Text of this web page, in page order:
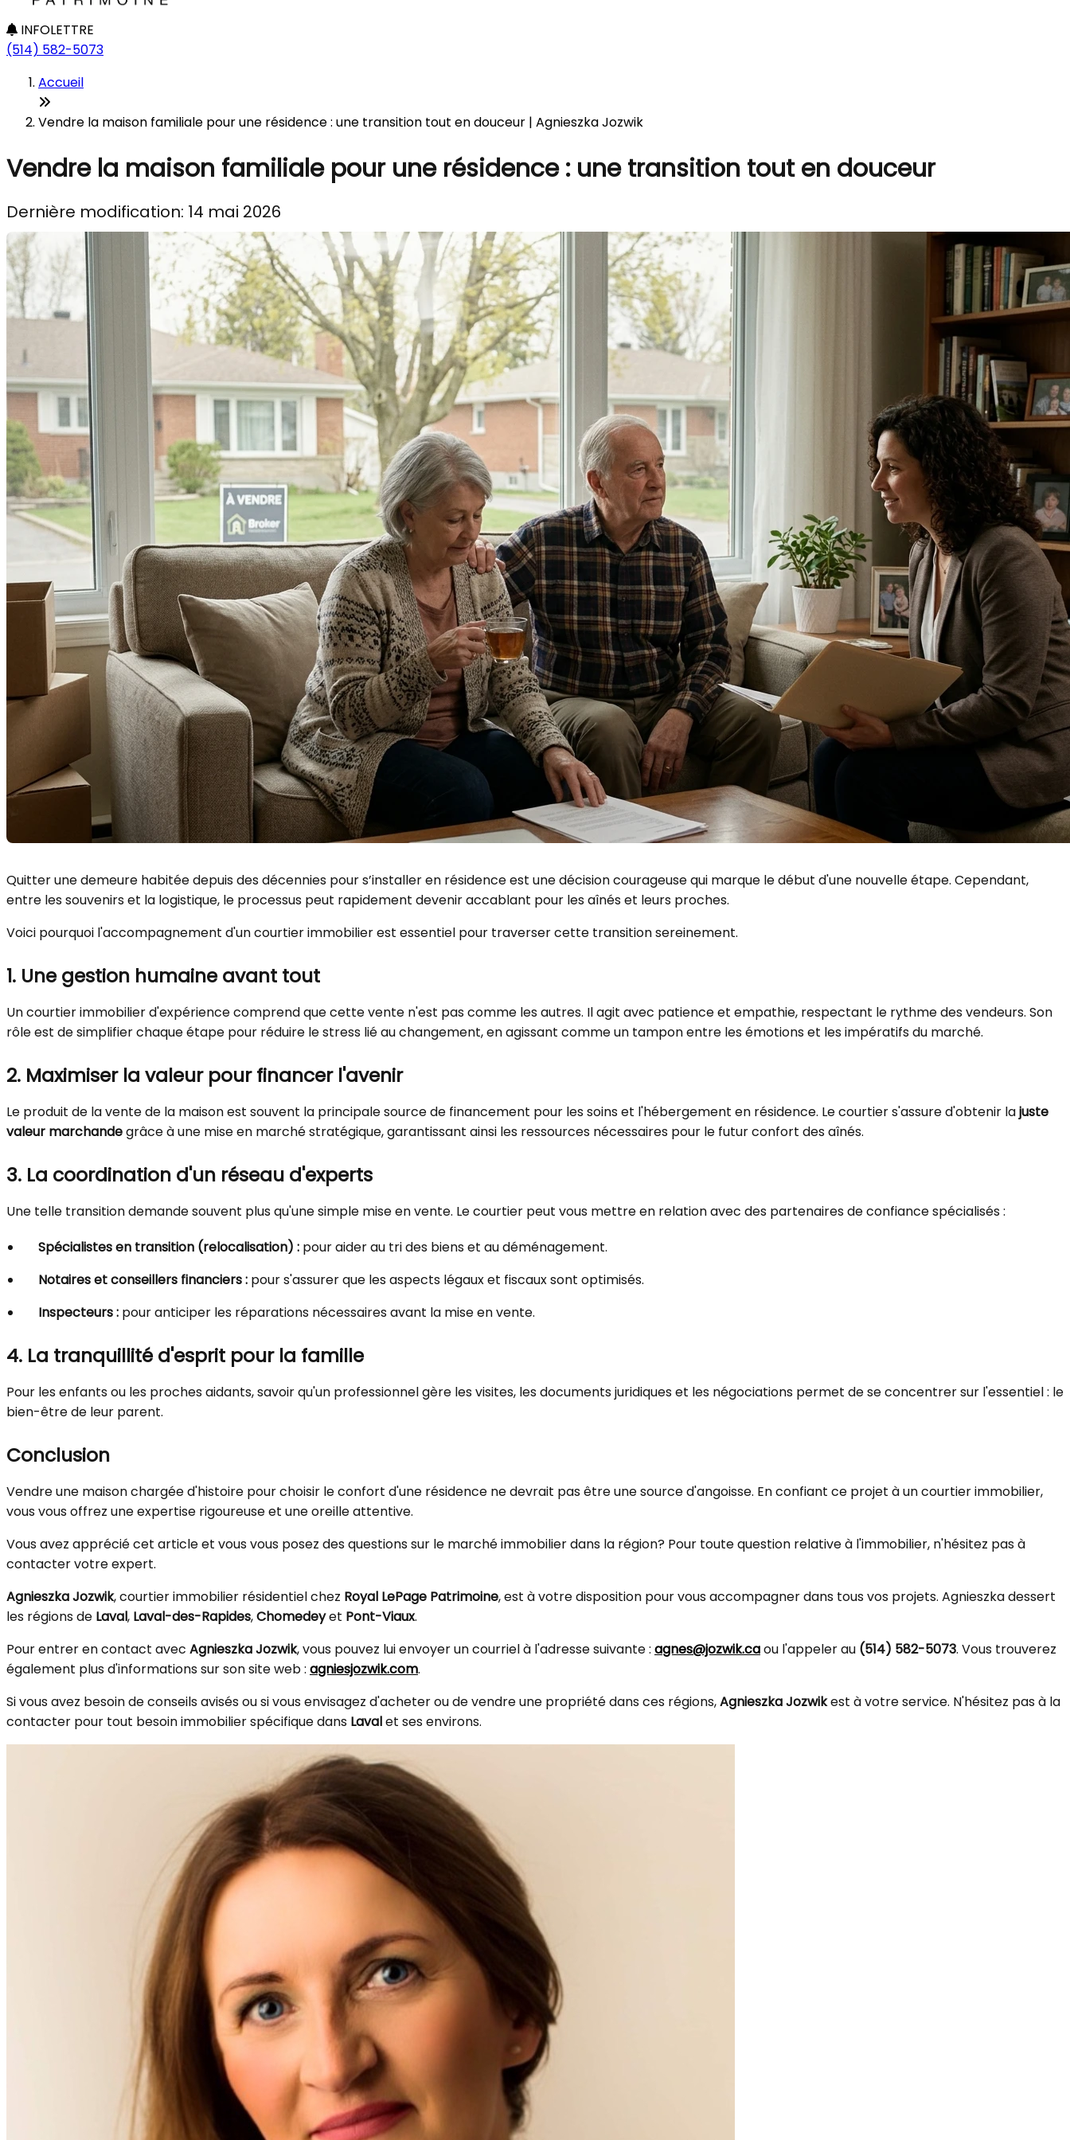
INFOLETTRE
(514) 582-5073
Accueil
Vendre la maison familiale pour une résidence : une transition tout en douceur | Agnieszka Jozwik
Vendre la maison familiale pour une résidence : une transition tout en douceur
Dernière modification: 14 mai 2026
Quitter une demeure habitée depuis des décennies pour s’installer en résidence est une décision courageuse qui marque le début d'une nouvelle étape. Cependant,
entre les souvenirs et la logistique, le processus peut rapidement devenir accablant pour les aînés et leurs proches.
Voici pourquoi l'accompagnement d'un courtier immobilier est essentiel pour traverser cette transition sereinement.
1. Une gestion humaine avant tout
Un courtier immobilier d'expérience comprend que cette vente n'est pas comme les autres. Il agit avec patience et empathie, respectant le rythme des vendeurs. Son
rôle est de simplifier chaque étape pour réduire le stress lié au changement, en agissant comme un tampon entre les émotions et les impératifs du marché.
2. Maximiser la valeur pour financer l'avenir
Le produit de la vente de la maison est souvent la principale source de financement pour les soins et l'hébergement en résidence. Le courtier s'assure d'obtenir lajuste
valeur marchandegrâce à une mise en marché stratégique, garantissant ainsi les ressources nécessaires pour le futur confort des aînés.
3. La coordination d'un réseau d'experts
Une telle transition demande souvent plus qu'une simple mise en vente. Le courtier peut vous mettre en relation avec des partenaires de confiance spécialisés :
Spécialistes en transition (relocalisation) : pour aider au tri des biens et au déménagement.
Notaires et conseillers financiers : pour s'assurer que les aspects légaux et fiscaux sont optimisés.
Inspecteurs : pour anticiper les réparations nécessaires avant la mise en vente.
4. La tranquillité d'esprit pour la famille
Pour les enfants ou les proches aidants, savoir qu'un professionnel gère les visites, les documents juridiques et les négociations permet de se concentrer sur l'essentiel : le
bien-être de leur parent.
Conclusion
Vendre une maison chargée d'histoire pour choisir le confort d'une résidence ne devrait pas être une source d'angoisse. En confiant ce projet à un courtier immobilier,
vous vous offrez une expertise rigoureuse et une oreille attentive.
Vous avez apprécié cet article et vous vous posez des questions sur le marché immobilier dans la région? Pour toute question relative à l'immobilier, n'hésitez pas à
contacter votre expert.
Agnieszka Jozwik, courtier immobilier résidentiel chez Royal LePage Patrimoine, est à votre disposition pour vous accompagner dans tous vos projets. Agnieszka dessert
les régions de Laval, Laval-des-Rapides,Chomedeyet Pont-Viaux.
Pour entrer en contact avec Agnieszka Jozwik, vous pouvez lui envoyer un courriel à l'adresse suivante : agnes@jozwik.caou l'appeler au (514) 582-5073. Vous trouverez
également plus d'informations sur son site web : agniesjozwik.com.
Si vous avez besoin de conseils avisés ou si vous envisagez d'acheter ou de vendre une propriété dans ces régions,Agnieszka Jozwikest à votre service. N'hésitez pas à la
contacter pour tout besoin immobilier spécifique dans Lavalet ses environs.